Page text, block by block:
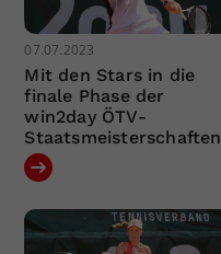
07.07.2023
Mit den Stars in die
finale Phase der
win2day ÖTV-
Staatsmeisterschaften